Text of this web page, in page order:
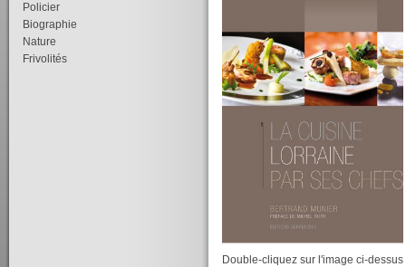
Double-cliquez sur l'image ci-dessus
Policier
Biographie
Nature
Frivolités